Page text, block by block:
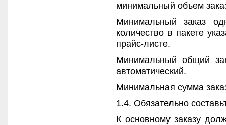
минимальный объем
Минимальный заказ
количество в пакете
прайс-листе.
Минимальный общий
автоматический.
Минимальная сумма
1.4. Обязательно
К основному заказу